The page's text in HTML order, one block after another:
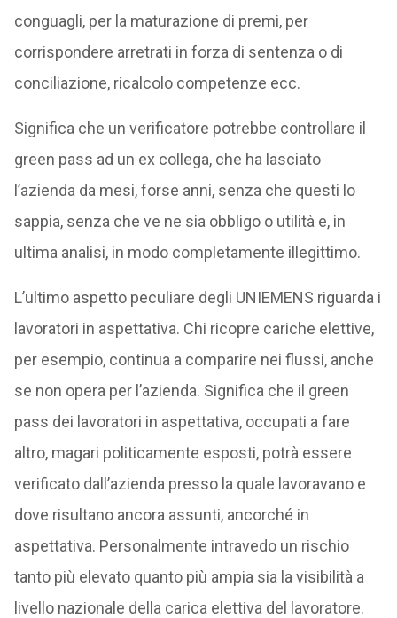
conguagli, per la maturazione di premi, per
corrispondere arretrati in forza di sentenza o di
conciliazione, ricalcolo competenze ecc.
Significa che un verificatore potrebbe controllare il
green pass ad un ex collega, che ha lasciato
l’azienda da mesi, forse anni, senza che questi lo
sappia, senza che ve ne sia obbligo o utilità e, in
ultima analisi, in modo completamente illegittimo.
L’ultimo aspetto peculiare degli UNIEMENS riguarda i
lavoratori in aspettativa. Chi ricopre cariche elettive,
per esempio, continua a comparire nei flussi, anche
se non opera per l’azienda. Significa che il green
pass dei lavoratori in aspettativa, occupati a fare
altro, magari politicamente esposti, potrà essere
verificato dall’azienda presso la quale lavoravano e
dove risultano ancora assunti, ancorché in
aspettativa. Personalmente intravedo un rischio
tanto più elevato quanto più ampia sia la visibilità a
livello nazionale della carica elettiva del lavoratore.